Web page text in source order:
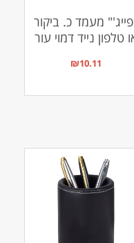
מעמד כ. ביקור
טלפון נייד דמוי עור
₪10.11